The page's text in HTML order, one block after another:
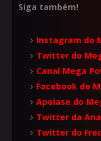
Siga também!
Instagram do
Twitter do
Canal Mega
Facebook do
Apoiase do
Twitter da Ana
Twitter do